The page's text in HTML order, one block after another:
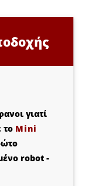
γιατί
το Μini
robot -